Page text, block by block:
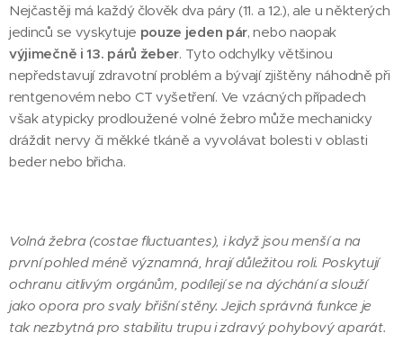
Nejčastěji má každý člověk dva páry (11. a 12.), ale u některých
jedinců se vyskytuje pouze jeden pár, nebo naopak
výjimečně i 13. párů žeber. Tyto odchylky většinou
nepředstavují zdravotní problém a bývají zjištěny náhodně při
rentgenovém nebo CT vyšetření. Ve vzácných případech
však atypicky prodloužené volné žebro může mechanicky
dráždit nervy či měkké tkáně a vyvolávat bolesti v oblasti
beder nebo břicha.
Volná žebra (costae fluctuantes), i když jsou menší a na
první pohled méně významná, hrají důležitou roli. Poskytují
ochranu citlivým orgánům, podílejí se na dýchání a slouží
jako opora pro svaly břišní stěny. Jejich správná funkce je
tak nezbytná pro stabilitu trupu i zdravý pohybový aparát.